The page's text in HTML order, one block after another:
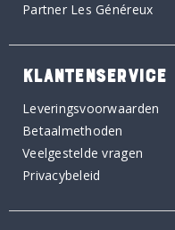
Partner Les Généreux
KLANTENSERVICE
Leveringsvoorwaarden
Betaalmethoden
Veelgestelde vragen
Privacybeleid